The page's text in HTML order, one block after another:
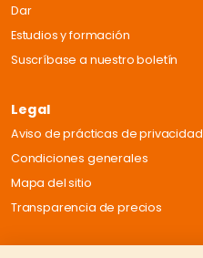
Dar
Estudios y formación
Suscríbase a nuestro boletín
Legal
Aviso de prácticas de privacidad
Condiciones generales
Mapa del sitio
Transparencia de precios